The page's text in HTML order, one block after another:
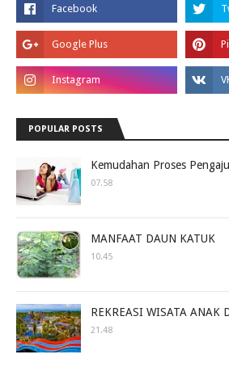
POPULAR POSTS
Kemudahan Proses
07.58
MANFAAT DAUN KATUK
10.45
REKREASI WISATA ANAK
21.48